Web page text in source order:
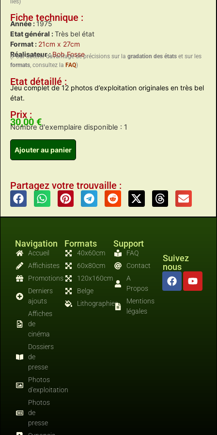
liés)
Fiche technique :
Année : 1975
Etat général :Très bel état
Format : 21cm x 27cm
Réalisateur :Bob Fosse
(Pour obtenir davantage de précisions sur la gradation des états et sur les
formats, consultez la FAQ)
Etat détaillé :
Jeu complet de 12 photos d’exploitation originales en très bel
état.
Prix :
30,00 €
Nombre d'exemplaire disponible : 1
Ajouter au panier
Partagez votre trouvaille :
Navigation
Accueil
Affichistes
Promotions
Derniers
ajouts
Affiches
de
cinéma
Dossiers
de
presse
Photos
d'exploitation
Photos
de
presse
Formats
40x60cm
60x80cm
120x160cm
Belge
Lithographies
Support
FAQ
Contact
A
Propos
Mentions
légales
Suivez
nous